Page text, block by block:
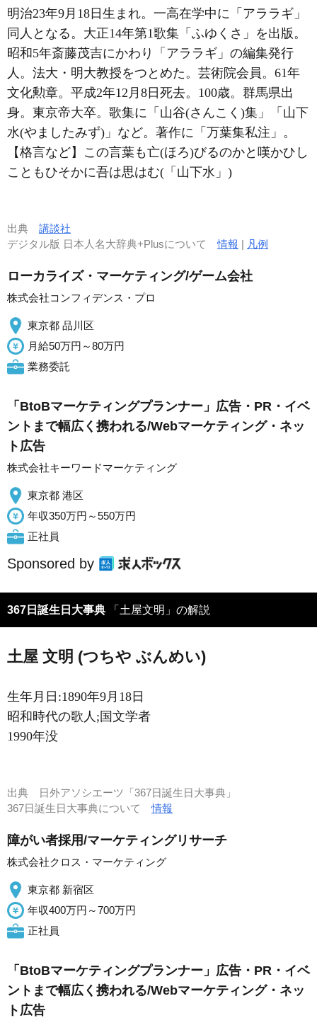
明治23年9月18日生まれ。一高在学中に「アララギ」
同人となる。大正14年第1歌集「ふゆくさ」を出版。
昭和5年斎藤茂吉にかわり「アララギ」の編集発行
人。法大・明大教授をつとめた。芸術院会員。61年
文化勲章。平成2年12月8日死去。100歳。群馬県出
身。東京帝大卒。歌集に「山谷(さんこく)集」「山下
水(やましたみず)」など。著作に「万葉集私注」。
【格言など】この言葉も亡(ほろ)びるのかと嘆かひし
こともひそかに吾は思はむ(「山下水」)
出典 講談社
デジタル版 日本人名大辞典+Plusについて情報 | 凡例
ローカライズ・マーケティング/ゲーム会社
株式会社コンフィデンス・プロ
東京都 品川区
月給50万円～80万円
業務委託
「BtoBマーケティングプランナー」広告・PR・イベ
ントまで幅広く携われる/Webマーケティング・ネッ
ト広告
株式会社キーワードマーケティング
東京都 港区
年収350万円～550万円
正社員
Sponsored by
367日誕生日大事典 「土屋文明」の解説
土屋 文明 (つちや ぶんめい)
生年月日:1890年9月18日
昭和時代の歌人;国文学者
1990年没
出典
日外アソシエーツ「367日誕生日大事典」
367日誕生日大事典について情報
障がい者採用/マーケティングリサーチ
株式会社クロス・マーケティング
東京都 新宿区
年収400万円～700万円
正社員
「BtoBマーケティングプランナー」広告・PR・イベ
ントまで幅広く携われる/Webマーケティング・ネッ
ト広告